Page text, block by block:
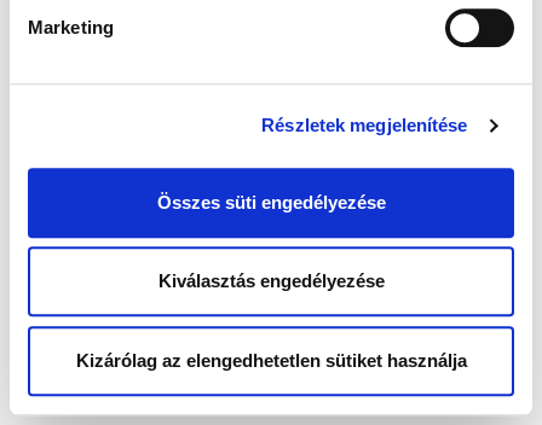
Marketing
Részletek megjelenítése
Összes süti engedélyezése
Kiválasztás engedélyezése
Kizárólag az elengedhetetlen sütiket használja